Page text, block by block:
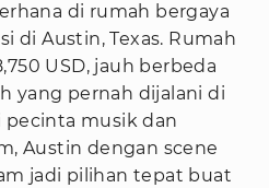
di rumah bergaya
di Austin, Texas. Rumah
USD, jauh berbeda
yang pernah dijalani di
pecinta musik dan
Austin dengan scene
jadi pilihan tepat buat